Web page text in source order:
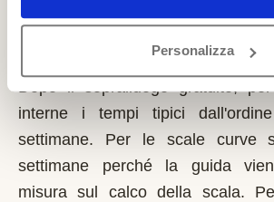
Personalizza
Quanto tempo serve per
montascale a Neoneli?
Dopo il sopralluogo gratuito,
interne i tempi tipici
settimane. Per le scale curve
settimane perché la guida
misura sul calco della scala.